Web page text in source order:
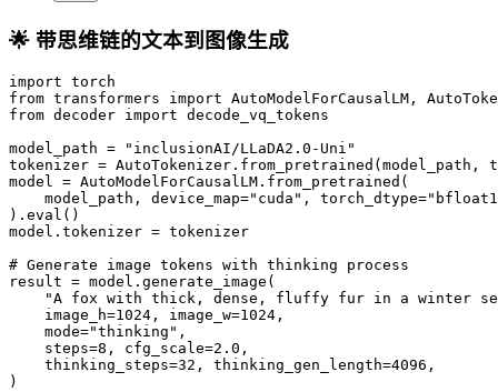
🌟 带思维链的文本到图像生成
import torch
from transformers import AutoModelForCausalLM,
from decoder import decode_vq_tokens
model_path = "inclusionAI/LLaDA2.0-Uni"
tokenizer = AutoTokenizer.from_pretrained(model_path,
model = AutoModelForCausalLM.from_pretrained(
model_path, device_map="cuda",
).eval()
model.tokenizer = tokenizer
# Generate image tokens with thinking process
result = model.generate_image(
"A fox with thick, dense, fluffy fur in a winter
    image_h=1024, image_w=1024,
    mode="thinking",
    steps=8, cfg_scale=2.0,
    thinking_steps=32, thinking_gen_length=4096,
)